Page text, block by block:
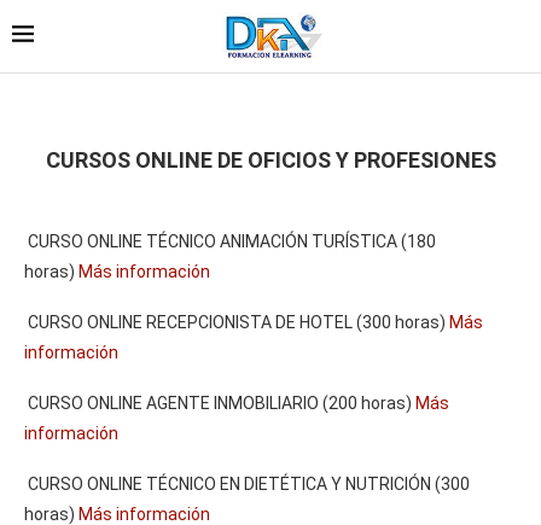
CURSOS ONLINE DE OFICIOS Y PROFESIONES
CURSO ONLINE TÉCNICO ANIMACIÓN TURÍSTICA (180
horas) Más información
CURSO ONLINE RECEPCIONISTA DE HOTEL (300 horas) Más
información
CURSO ONLINE AGENTE INMOBILIARIO (200 horas) Más
información
CURSO ONLINE TÉCNICO EN DIETÉTICA Y NUTRICIÓN (300
horas) Más información